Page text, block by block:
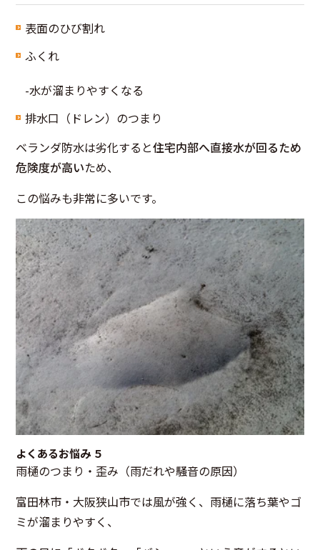
表面のひび割れ
ふくれ
-水が溜まりやすくなる
排水口（ドレン）のつまり
ベランダ防水は劣化すると住宅内部へ直接水が回るため
危険度が高いため、
この悩みも非常に多いです。
よくあるお悩み ５
雨樋のつまり・歪み（雨だれや騒音の原因）
富田林市・大阪狭山市では風が強く、雨樋に落ち葉やゴ
ミが溜まりやすく、